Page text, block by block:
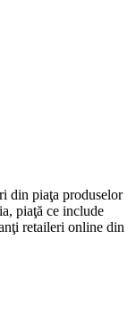
din piaţa produselor
piaţă ce include
retaileri online din